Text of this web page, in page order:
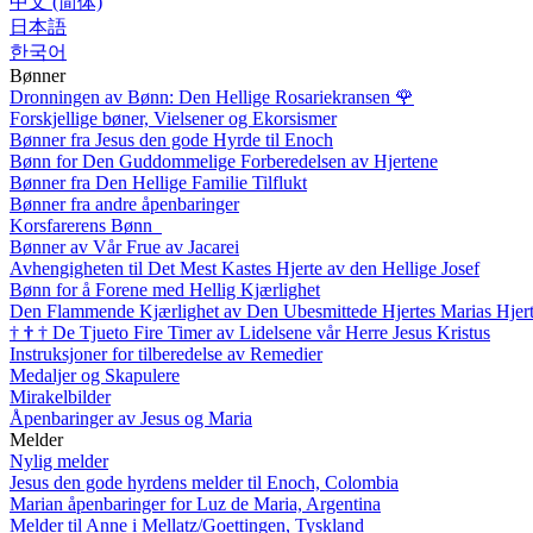
日本語
한국어
Bønner
Dronningen av Bønn: Den Hellige Rosariekransen 🌹
Forskjellige bøner, Vielsener og Ekorsismer
Bønner fra Jesus den gode Hyrde til Enoch
Bønn for Den Guddommelige Forberedelsen av Hjertene
Bønner fra Den Hellige Familie Tilflukt
Bønner fra andre åpenbaringer
Korsfarerens Bønn
Bønner av Vår Frue av Jacarei
Avhengigheten til Det Mest Kastes Hjerte av den Hellige Josef
Bønn for å Forene med Hellig Kjærlighet
Den Flammende Kjærlighet av Den Ubesmittede Hjertes Marias
† † † De Tjueto Fire Timer av Lidelsene vår Herre Jesus Kristus
Instruksjoner for tilberedelse av Remedier
Medaljer og Skapulere
Mirakelbilder
Åpenbaringer av Jesus og Maria
Melder
Nylig melder
Jesus den gode hyrdens melder til Enoch, Colombia
Marian åpenbaringer for Luz de Maria, Argentina
Melder til Anne i Mellatz/Goettingen, Tyskland